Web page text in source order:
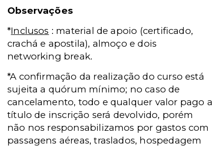
Observações
*Inclusos : material de apoio (certificado,
crachá e apostila), almoço e dois
networking break.
*A confirmação da realização do curso está
sujeita a quórum mínimo; no caso de
cancelamento, todo e qualquer valor pago a
título de inscrição será devolvido, porém
não nos responsabilizamos por gastos com
passagens aéreas, traslados, hospedagem